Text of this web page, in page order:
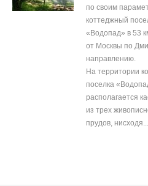
по своим
коттеджный
«Водопад» в 53
от Москвы по
направлению.
На территории
поселка
располагается
из трех
прудов, нисходя...